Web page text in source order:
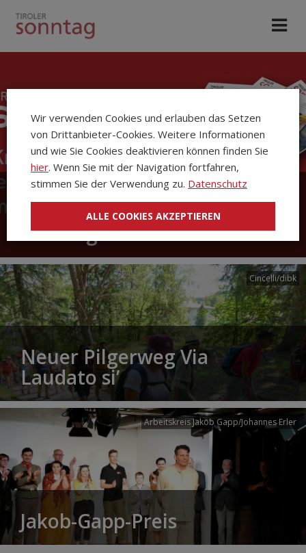
Die Kirchenzeitung Tiroler
Sonntag
Cincelli/dibk
Neuer Pilgerweg Via
Laudato si’
Arbeitskreis Jakob Gapp/Johannes Erler
Jakob-Gapp-Preis
Wir verwenden Cookies und erlauben das Setzen
von Drittanbieter-Cookies. Weitere Informationen
und wie Sie Cookies deaktivieren können finden Sie
hier. Wenn Sie mit der Navigation fortfahren,
stimmen Sie der Verwendung zu. Datenschutz
ALLE COOKIES AKZEPTIEREN